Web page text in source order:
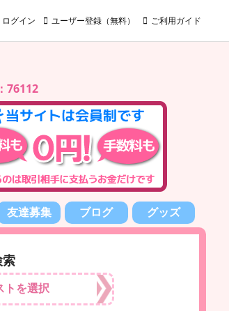
ログイン ユーザー登録（無料） ご利用ガイド
76112
友達募集 ブログ グッズ